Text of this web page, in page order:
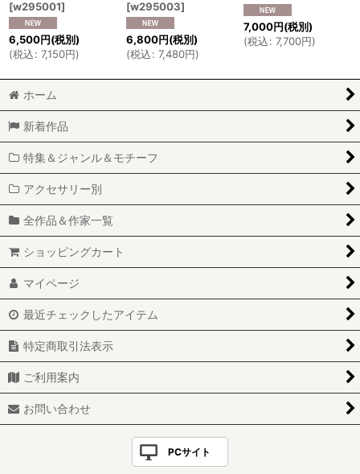
[w295001]
6,500円(税別)
(税込: 7,150円)
[w295003]
6,800円(税別)
(税込: 7,480円)
7,000円(税別)
(税込: 7,700円)
ホーム
新着作品
特集＆ジャンル＆モチーフ
アクセサリー別
全作品＆作家一覧
ショッピングカート
マイページ
最近チェックしたアイテム
特定商取引法表示
ご利用案内
お問い合わせ
PCサイト